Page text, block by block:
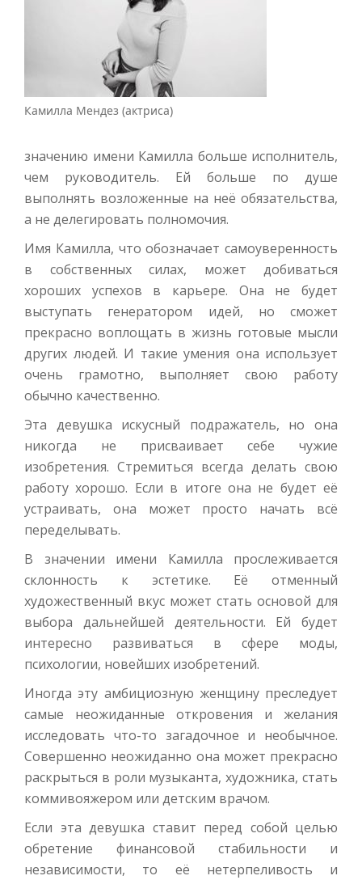
Камилла Мендез (актриса)
значению имени Камилла больше исполнитель,
чем руководитель. Ей больше по душе
выполнять возложенные на неё обязательства,
а не делегировать полномочия.
Имя Камилла, что обозначает самоуверенность
в собственных силах, может добиваться
хороших успехов в карьере. Она не будет
выступать генератором идей, но сможет
прекрасно воплощать в жизнь готовые мысли
других людей. И такие умения она использует
очень грамотно, выполняет свою работу
обычно качественно.
Эта девушка искусный подражатель, но она
никогда не присваивает себе чужие
изобретения. Стремиться всегда делать свою
работу хорошо. Если в итоге она не будет её
устраивать, она может просто начать всё
переделывать.
В значении имени Камилла прослеживается
склонность к эстетике. Её отменный
художественный вкус может стать основой для
выбора дальнейшей деятельности. Ей будет
интересно развиваться в сфере моды,
психологии, новейших изобретений.
Иногда эту амбициозную женщину преследует
самые неожиданные откровения и желания
исследовать что-то загадочное и необычное.
Совершенно неожиданно она может прекрасно
раскрыться в роли музыканта, художника, стать
коммивояжером или детским врачом.
Если эта девушка ставит перед собой целью
обретение финансовой стабильности и
независимости, то её нетерпеливость и